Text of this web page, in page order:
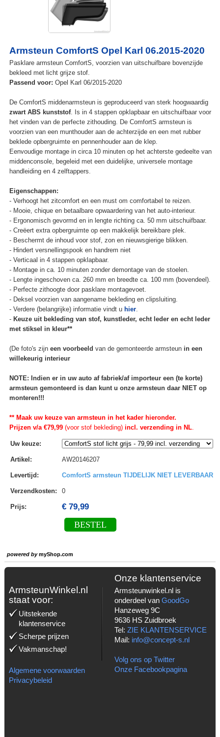
Armsteun ComfortS Opel Karl 06.2015-2020
Pasklare armsteun ComfortS, voorzien van uitschuifbare bovenzijde
bekleed met licht grijze stof.
Passend voor: Opel Karl 06/2015-2020
De ComfortS middenarmsteun is geproduceerd van sterk hoogwaardig
zwart ABS kunststof. Is in 4 stappen opklapbaar en uitschuifbaar voor
het vinden van de perfecte zithouding. De ComfortS armsteun is
voorzien van een munthouder aan de achterzijde en een met rubber
beklede opbergruimte en pennenhouder aan de klep.
Eenvoudige montage in circa 10 minuten op het achterste gedeelte van
middenconsole, begeleid met een duidelijke, universele montage
handleiding en 4 zelftappers.
Eigenschappen:
- Verhoogt het zitcomfort en een must om comfortabel te reizen.
- Mooie, chique en betaalbare opwaardering van het auto-interieur.
- Ergonomisch gevormd en in lengte richting ca. 50 mm uitschuifbaar.
- Creëert extra opbergruimte op een makkelijk bereikbare plek.
- Beschermt de inhoud voor stof, zon en nieuwsgierige blikken.
- Hindert versnellingspook en handrem niet
- Verticaal in 4 stappen opklapbaar.
- Montage in ca. 10 minuten zonder demontage van de stoelen.
- Lengte ingeschoven ca. 260 mm en breedte ca. 100 mm (bovendeel).
- Perfecte zithoogte door pasklare montagevoet.
- Deksel voorzien van aangename bekleding en clipsluiting.
- Verdere (belangrijke) informatie vindt u hier.
- Keuze uit bekleding van stof, kunstleder, echt leder en echt leder
met stiksel in kleur**
(De foto's zijn een voorbeeld van de gemonteerde armsteun in een
willekeurig interieur
NOTE: Indien er in uw auto af fabriek/af importeur een (te korte)
armsteun gemonteerd is dan kunt u onze armsteun daar NIET op
monteren!!!
** Maak uw keuze van armsteun in het kader hieronder.
Prijzen v/a €79,99(voor stof bekleding)incl. verzending in NL.
Uw keuze:
Artikel : AW20146207
Levertijd : ComfortS armsteun TIJDELIJK NIET LEVERBAAR
Verzendkosten: 0
Prijs: € 79,99
BESTEL
powered bymyShop.com
ArmsteunWinkel.nl
staat voor:
Uitstekende
klantenservice
Scherpe prijzen
Vakmanschap!
Algemene voorwaarden
Privacybeleid
Onze klantenservice
Armsteunwinkel.nl is
onderdeel van GoodGo
Hanzeweg 9C
9636 HS Zuidbroek
Tel: ZIE KLANTENSERVICE
Mail: info@concept-s.nl
Volg ons op Twitter
Onze Facebookpagina